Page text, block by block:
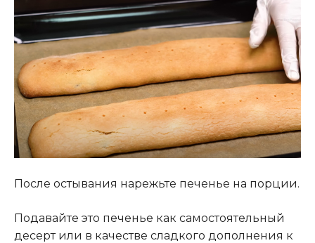
После остывания нарежьте печенье на порции.
Подавайте это печенье как самостоятельный
десерт или в качестве сладкого дополнения к